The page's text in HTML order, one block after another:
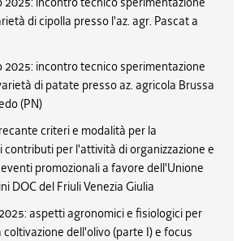
di cipolla presso l'az. agr. Pascat a
2025: incontro tecnico sperimentazione
di patate presso az. agricola Brussa
(PN)
criteri e modalità per la
contributi per l'attività di organizzazione e
promozionali a favore dell'Unione
DOC del Friuli Venezia Giulia
aspetti agronomici e fisiologici per
dell'olivo (parte I) e focus